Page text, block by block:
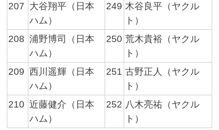
207 大谷翔平（日本
ハム）
249 木谷良平（ヤクル
ト）
208 浦野博司（日本
ハム）
250 荒木貴裕（ヤクル
ト）
209 西川遥輝（日本
ハム）
251 古野正人（ヤクル
ト）
210 近藤健介（日本
ハム）
252 八木亮祐（ヤクル
ト）